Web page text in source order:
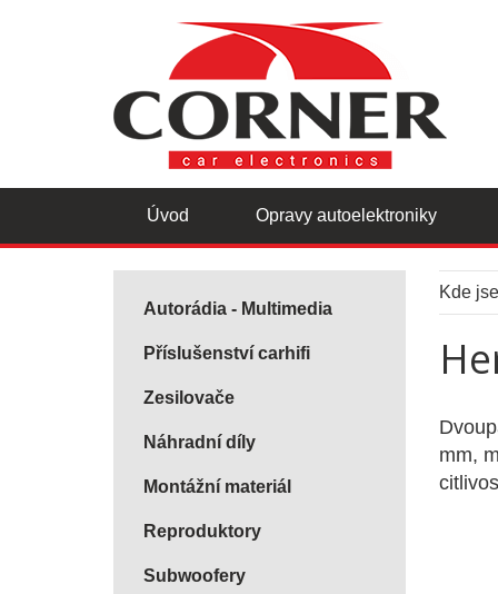
Úvod Opravy autoelektroniky
Kde
mm,
Autorádia - Multimedia
Příslušenství carhifi
Zesilovače
Náhradní díly
Montážní materiál
Reproduktory
Subwoofery